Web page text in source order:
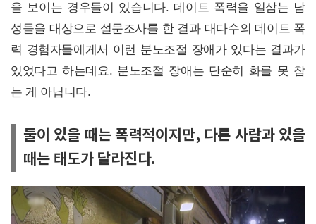
을 보이는 경우들이 있습니다. 데이트 폭력을 일삼는 남
성들을 대상으로 설문조사를 한 결과 대다수의 데이트 폭
력 경험자들에게서 이런 분노조절 장애가 있다는 결과가
있었다고 하는데요. 분노조절 장애는 단순히 화를 못 참
는 게 아닙니다.
둘이 있을 때는 폭력적이지만, 다른 사람과 있을
때는 태도가 달라진다.